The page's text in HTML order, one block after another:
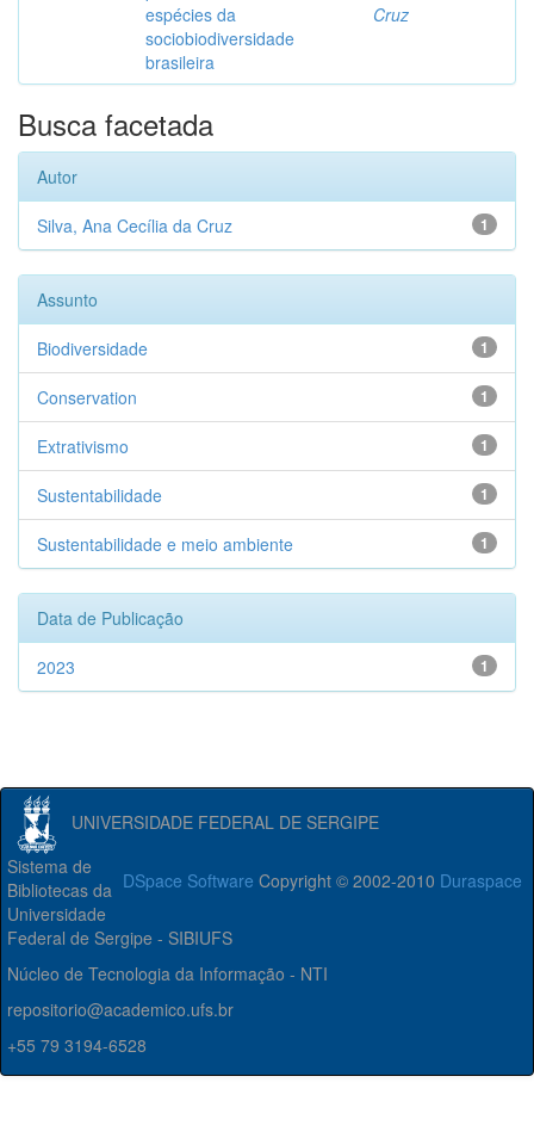
espécies da
sociobiodiversidade
brasileira
Cruz
Busca facetada
Autor
1
Silva, Ana Cecília da Cruz
Assunto
1
Biodiversidade
1
Conservation
1
Extrativismo
1
Sustentabilidade
1
Sustentabilidade e meio ambiente
Data de Publicação
1
2023
UNIVERSIDADE FEDERAL DE SERGIPE
DSpace Software Copyright © 2002-2010 Duraspace
Sistema de
Bibliotecas da
Universidade
Federal de Sergipe - SIBIUFS
Núcleo de Tecnologia da Informação - NTI
repositorio@academico.ufs.br
+55 79 3194-6528